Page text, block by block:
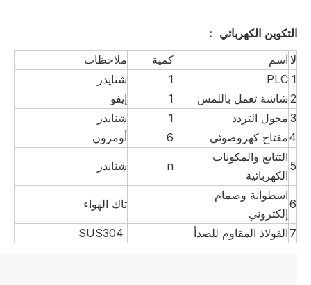
التكوين الكهربائي ：
لا اسم كمية
ملاحظات
1
PLC
1
شنايدر
2 شاشة تعمل باللمس 1
إيفو
3 محول التردد 1
شنايدر
4مفتاح كهروضوئي 6 أومرون
5
التتابع والمكونات
الكهربائية
n شنايدر
6
اسطوانة وصمام
إلكتروني
تاك الهواء
7 الفولاذ المقاوم للصدأ